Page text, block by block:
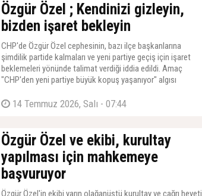
Özgür Özel ; Kendinizi gizleyin,
bizden işaret bekleyin
CHP'de Özgür Özel cephesinin, bazı ilçe başkanlarına
şimdilik partide kalmaları ve yeni partiye geçiş için işaret
beklemeleri yönünde talimat verdiği iddia edildi. Amaç
"CHP'den yeni partiye büyük kopuş yaşanıyor" algısı
14 Temmuz 2026, Salı - 07:44
Özgür Özel ve ekibi, kurultay
yapılması için mahkemeye
başvuruyor
Özgür Özel'in ekibi yarın olağanüstü kurultay ve çağrı heyeti